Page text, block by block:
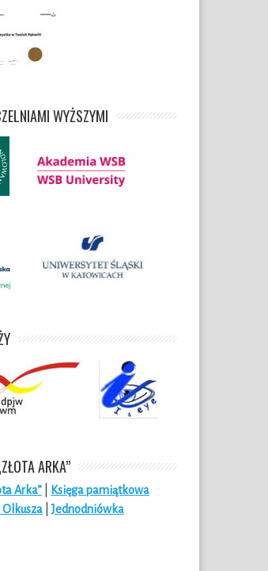
WYŻSZYMI
ARKA”
Arka”
Księga pamiątkowa
|Jednodniówka